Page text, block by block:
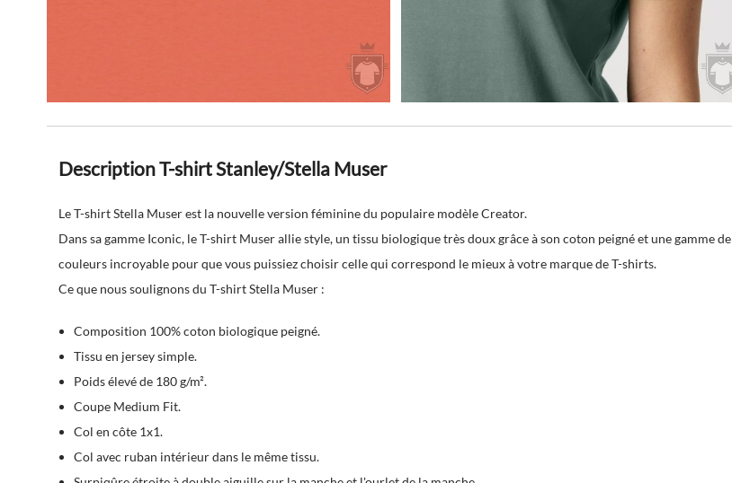
Description T-shirt Stanley/Stella Muser
Le T-shirt Stella Muser est la nouvelle version féminine du populaire modèle Creator.
Dans sa gamme Iconic, le T-shirt Muser allie style, un tissu biologique très doux grâce à son coton peigné et une gamme de
couleurs incroyable pour que vous puissiez choisir celle qui correspond le mieux à votre marque de T-shirts.
Ce que nous soulignons du T-shirt Stella Muser :
Composition 100% coton biologique peigné.
Tissu en jersey simple.
Poids élevé de 180 g/m².
Coupe Medium Fit.
Col en côte 1x1.
Col avec ruban intérieur dans le même tissu.